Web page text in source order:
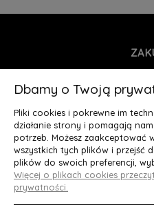
MOJE
O
Deluxury.pl
Dbamy o Twoją
Pliki cookies i pokrewne im
działanie strony i pomagają
potrzeb. Możesz zaakceptować
wszystkich tych plików i przejść
plików do swoich preferencji,
Więcej o plikach cookies
prywatności.